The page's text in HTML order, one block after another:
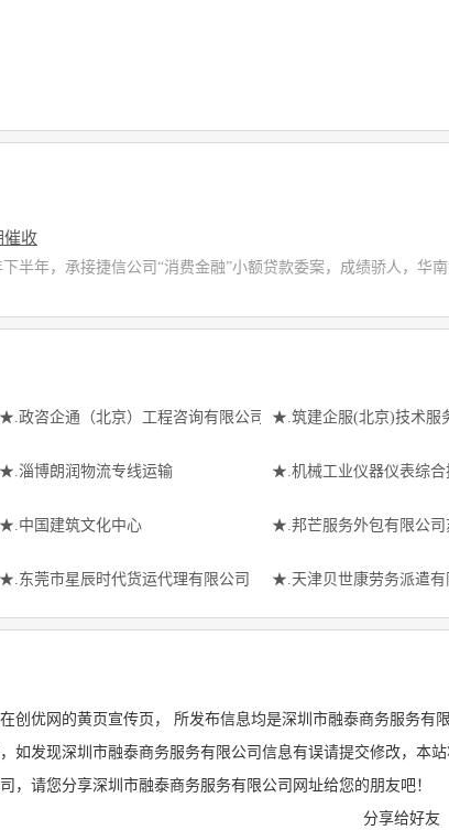
催收
下半年，承接捷信公司“消费金融”小额贷款委案，成绩骄人，华
★.政咨企通（北京）工程咨询有限公司 ★.筑建企服(北京)技术服
★.淄博朗润物流专线运输 ★.机械工业仪器仪表综合
★.中国建筑文化中心 ★.邦芒服务外包有限公司
★.东莞市星辰时代货运代理有限公司 ★.天津贝世康劳务派遣有
创优网的黄页宣传页， 所发布信息均是深圳市融泰商务服务有
如发现深圳市融泰商务服务有限公司信息有误请提交修改，本站
，请您分享深圳市融泰商务服务有限公司网址给您的朋友吧！
分享给好友